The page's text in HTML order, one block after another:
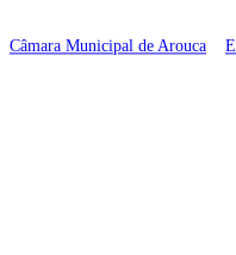
Câmara Municipal de Arouca